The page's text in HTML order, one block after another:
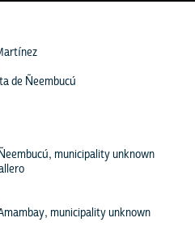
de Ñeembucú
municipality unknown
municipality unknown